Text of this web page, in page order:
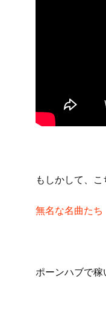
もしかして、
無名な名曲たち
ポーンハブで稼